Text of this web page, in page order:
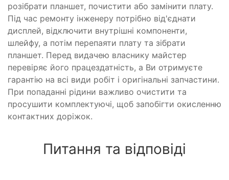
розібрати планшет, почистити або замінити плату.
Під час ремонту інженеру потрібно від'єднати
дисплей, відключити внутрішні компоненти,
шлейфу, а потім перепаяти плату та зібрати
планшет. Перед видачею власнику майстер
перевіряє його працездатність, а Ви отримуєте
гарантію на всі види робіт і оригінальні запчастини.
При попаданні рідини важливо очистити та
просушити комплектуючі, щоб запобігти окисленню
контактних доріжок.
Питання та відповіді